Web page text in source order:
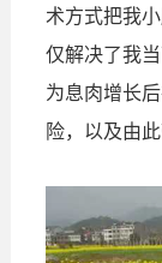
术方式把我
仅解决了我
为息肉增长
险，以及由